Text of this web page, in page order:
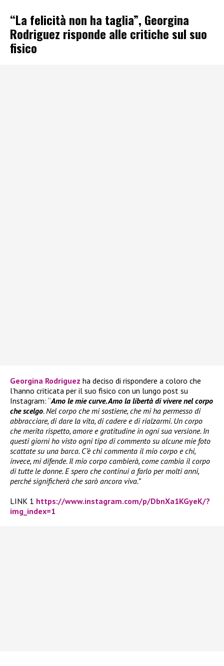
“La felicità non ha taglia”, Georgina
Rodriguez risponde alle critiche sul suo
fisico
Georgina Rodriguez ha deciso di rispondere a coloro che
l’hanno criticata per il suo fisico con un lungo post su
Instagram: “Amo le mie curve. Amo la libertà di vivere nel corpo
che scelgo. Nel corpo che mi sostiene, che mi ha permesso di
abbracciare, di dare la vita, di cadere e di rialzarmi. Un corpo
che merita rispetto, amore e gratitudine in ogni sua versione. In
questi giorni ho visto ogni tipo di commento su alcune mie foto
scattate su una barca. C’è chi commenta il mio corpo e chi,
invece, mi difende. Il mio corpo cambierà, come cambia il corpo
di tutte le donne. E spero che continui a farlo per molti anni,
perché significherà che sarò ancora viva.”
LINK 1 https://www.instagram.com/p/DbnXa1KGyeK/?
img_index=1